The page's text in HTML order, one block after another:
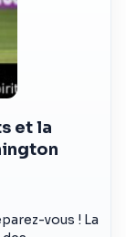
et la
vous ! La